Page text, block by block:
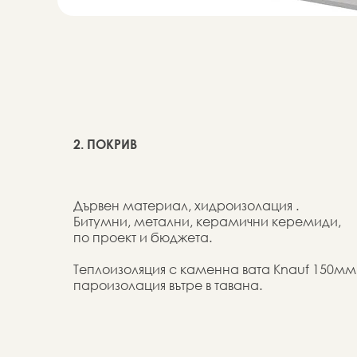
2. ПОКРИВ
Дървен материал, хидроизолация .
Битумни, метални, керамични керемиди,
по проект и бюджета.
Теплоизоляция с каменна вата Knauf
пароизолация вътре в тавана.